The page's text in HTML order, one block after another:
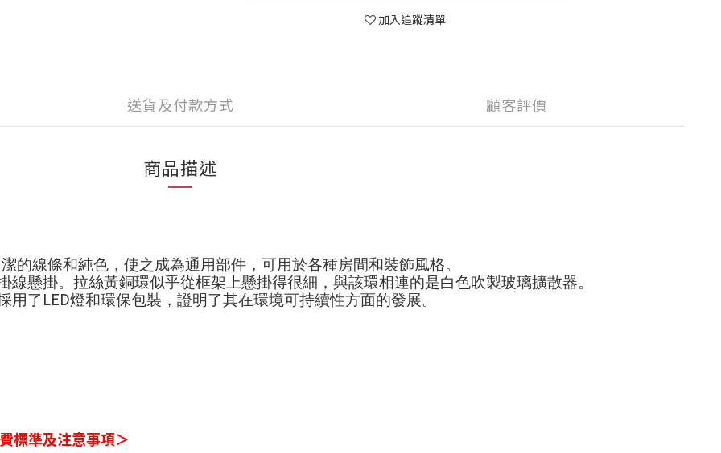
加入追蹤清單
送貨及付款方式 顧客評價
商品描述
的線條和純色，使之成為通用部件，可用於各種房間和裝飾風格。
懸掛。拉絲黃銅環似乎從框架上懸掛得很細，與該環相連的是白色吹製玻璃擴散器。
用了 LED燈和環保包裝，證明了其在環境可持續性方面的發展。
標準及注意事項＞